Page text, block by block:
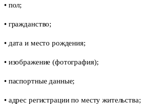
• пол;
• гражданство;
• дата и место рождения;
• изображение (фотография);
• паспортные данные;
• адрес регистрации по месту жительства;